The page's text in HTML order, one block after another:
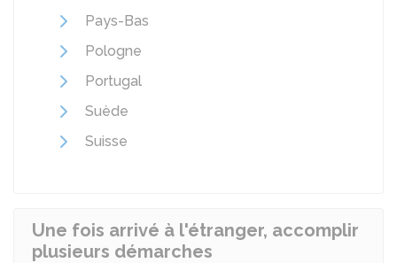
Pays-Bas
Pologne
Portugal
Suède
Suisse
Une fois arrivé à l'étranger, accomplir
plusieurs démarches